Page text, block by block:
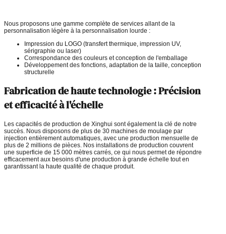
Nous proposons une gamme complète de services allant de la
personnalisation légère à la personnalisation lourde :
Impression du LOGO (transfert thermique, impression UV,
sérigraphie ou laser)
Correspondance des couleurs et conception de l'emballage
Développement des fonctions, adaptation de la taille, conception
structurelle
Fabrication de haute technologie : Précision
et efficacité à l'échelle
Les capacités de production de Xinghui sont également la clé de notre
succès. Nous disposons de plus de 30 machines de moulage par
injection entièrement automatiques, avec une production mensuelle de
plus de 2 millions de pièces. Nos installations de production couvrent
une superficie de 15 000 mètres carrés, ce qui nous permet de répondre
efficacement aux besoins d'une production à grande échelle tout en
garantissant la haute qualité de chaque produit.